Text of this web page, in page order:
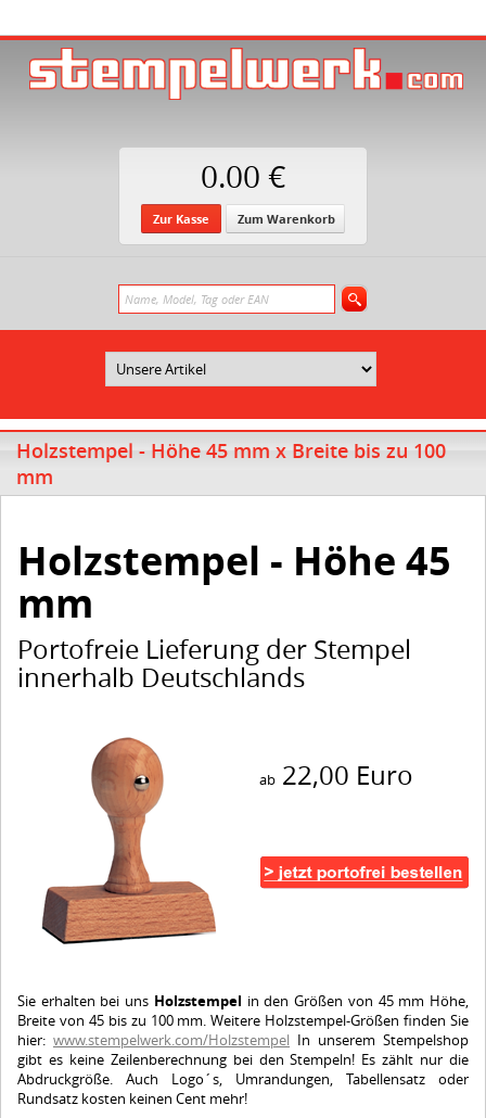
0.00 €
Zur Kasse Zum Warenkorb
Holzstempel - Höhe 45 mm x Breite bis zu 100
mm
Holzstempel - Höhe 45
mm
Portofreie Lieferung der Stempel
innerhalb Deutschlands
ab 22,00 Euro
Sie erhalten bei uns Holzstempel in den Größen von 45 mm Höhe,
Breite von 45 bis zu 100 mm. Weitere Holzstempel-Größen finden Sie
hier: www.stempelwerk.com/Holzstempel In unserem Stempelshop
gibt es keine Zeilenberechnung bei den Stempeln! Es zählt nur die
Abdruckgröße. Auch Logo´s, Umrandungen, Tabellensatz oder
Rundsatz kosten keinen Cent mehr!